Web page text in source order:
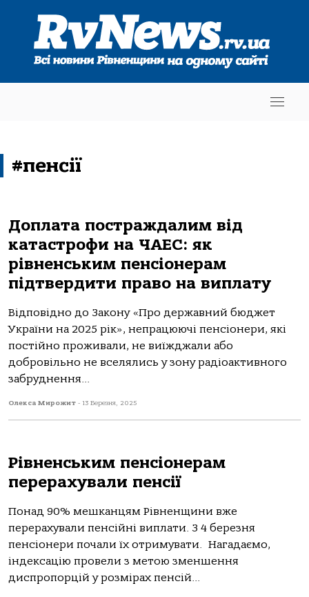
#пенсії
Доплата постраждалим від
катастрофи на ЧАЕС: як
рівненським пенсіонерам
підтвердити право на виплату
Відповідно до Закону «Про державний бюджет
України на 2025 рік», непрацюючі пенсіонери, які
постійно проживали, не виїжджали або
добровільно не вселялись у зону радіоактивного
забруднення...
Олекса Мирожит - 13 Березня, 2025
Рівненським пенсіонерам
перерахували пенсії
Понад 90% мешканцям Рівненщини вже
перерахували пенсійні виплати. З 4 березня
пенсіонери почали їх отримувати. Нагадаємо,
індексацію провели з метою зменшення
диспропорцій у розмірах пенсій...